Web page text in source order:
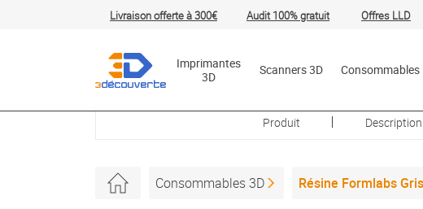
Livraison offerte à 300€ Audit 100% gratuit Offres LLD
Imprimantes
3D
Scanners 3D Consommables
Produit Description
Consommables 3D Résine Formlabs